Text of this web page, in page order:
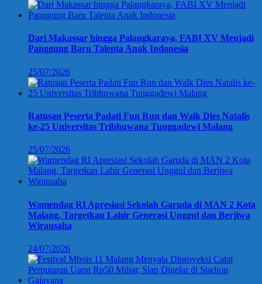
Dari Makassar hingga Palangkaraya, FABI XV Menjadi
Panggung Baru Talenta Anak Indonesia
25/07/2026
Ratusan Peserta Padati Fun Run dan Walk Dies Natalis
ke-25 Universitas Tribhuwana Tunggadewi Malang
25/07/2026
Wamendag RI Apresiasi Sekolah Garuda di MAN 2 Kota
Malang, Targetkan Lahir Generasi Unggul dan Berjiwa
Wirausaha
24/07/2026